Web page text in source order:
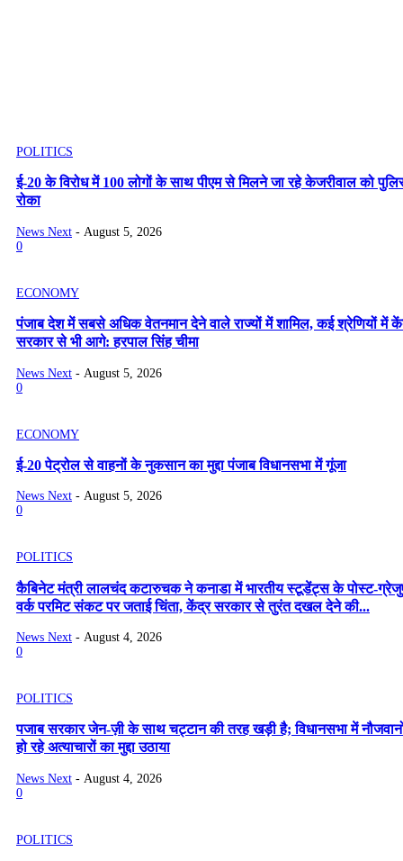
POLITICS
ई-20 के विरोध में 100 लोगों के साथ पीएम से मिलने जा रहे केजरीवाल को
रोका
News Next - August 5, 2026
0
ECONOMY
पंजाब देश में सबसे अधिक वेतनमान देने वाले राज्यों में शामिल, कई श्रेणियों में
सरकार से भी आगे: हरपाल सिंह चीमा
News Next - August 5, 2026
0
ECONOMY
ई-20 पेट्रोल से वाहनों के नुकसान का मुद्दा पंजाब विधानसभा में गूंजा
News Next - August 5, 2026
0
POLITICS
कैबिनेट मंत्री लालचंद कटारुचक ने कनाडा में भारतीय स्टूडेंट्स के पोस्ट-
वर्क परमिट संकट पर जताई चिंता, केंद्र सरकार से तुरंत दखल देने की...
News Next - August 4, 2026
0
POLITICS
पजाब सरकार जेन-ज़ी के साथ चट्टान की तरह खड़ी है; विधानसभा में
हो रहे अत्याचारों का मुद्दा उठाया
News Next - August 4, 2026
0
POLITICS